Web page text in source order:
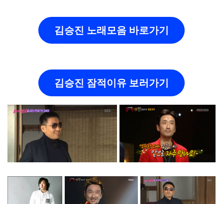
김승진 노래모음 바로가기
김승진 잠적이유 보러가기